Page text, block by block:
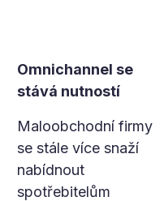
Omnichannel se
stává nutností
Maloobchodní firmy
se stále více snaží
nabídnout
spotřebitelům